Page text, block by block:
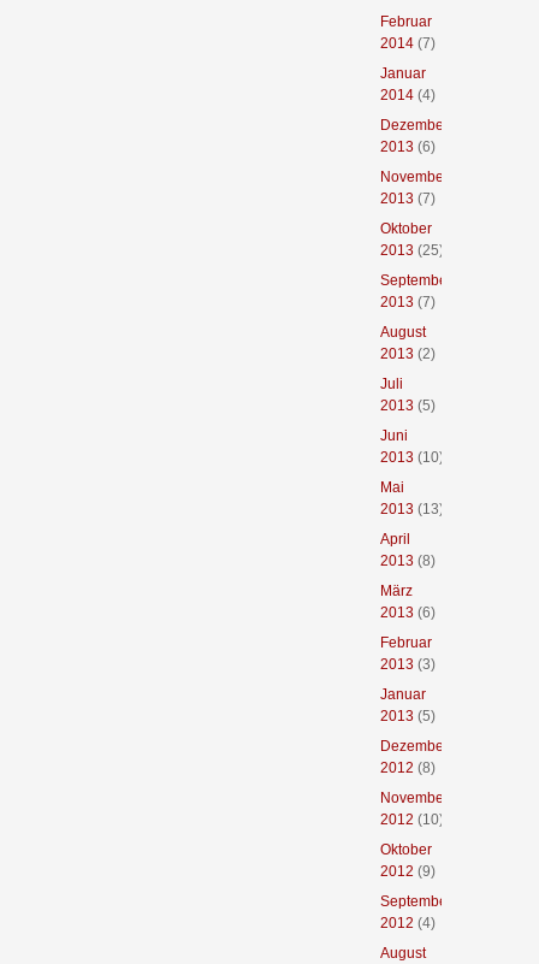
Februar
2014(7)
Januar
2014(4)
Dezember
2013 (6)
November
2013 (7)
Oktober
2013 (25)
September
2013 (7)
August
2013 (2)
Juli
2013 (5)
Juni
2013 (10)
Mai
2013 (13)
April
2013 (8)
März
2013 (6)
Februar
2013 (3)
Januar
2013 (5)
Dezember
2012 (8)
November
2012 (10)
Oktober
2012 (9)
September
2012 (4)
August